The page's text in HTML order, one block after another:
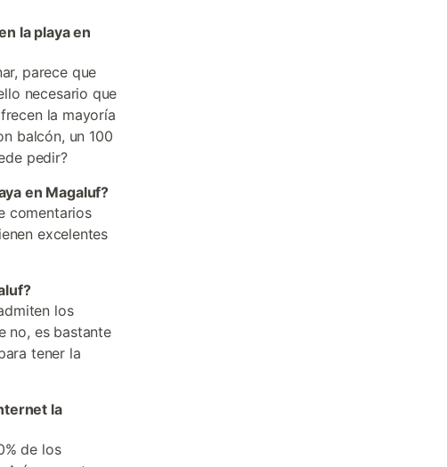
la playa en
parece que
necesario que
la mayoría
balcón, un 100
pedir?
en Magaluf?
comentarios
excelentes
los
no, es bastante
tener la
la
de los